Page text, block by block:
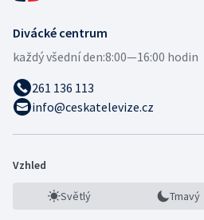
Divácké centrum
každý všední den:8:00—16:00 hodin
261 136 113
info@ceskatelevize.cz
Vzhled
Světlý Tmavý